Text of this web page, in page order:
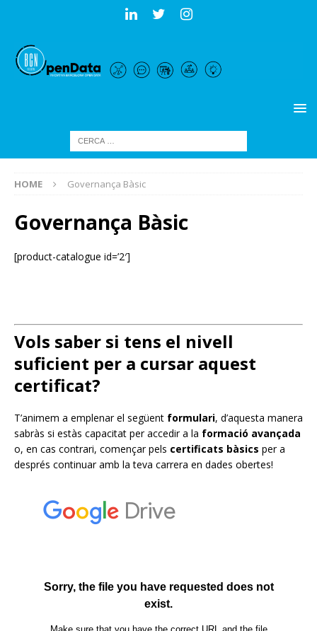
HOME Governança Bàsic
Governança Bàsic
[product-catalogue id=’2′]
Vols saber si tens el nivell
suficient per a cursar aquest
certificat?
T’animem a emplenar el següent formulari, d’aquesta manera
sabràs si estàs capacitat per accedir a la formació avançada
o, en cas contrari, començar pels certificats bàsics per a
després continuar amb la teva carrera en dades obertes!